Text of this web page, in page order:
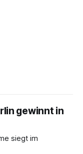
gewinnt in
siegt im